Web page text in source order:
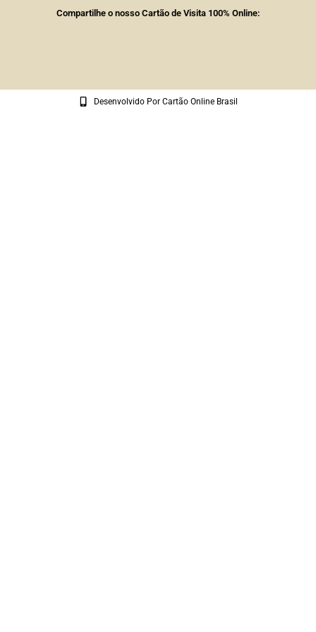
Compartilhe o nosso Cartão de Visita 100% Online:
Desenvolvido Por Cartão Online Brasil